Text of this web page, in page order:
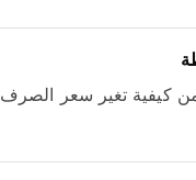
تغير سعر الصرف